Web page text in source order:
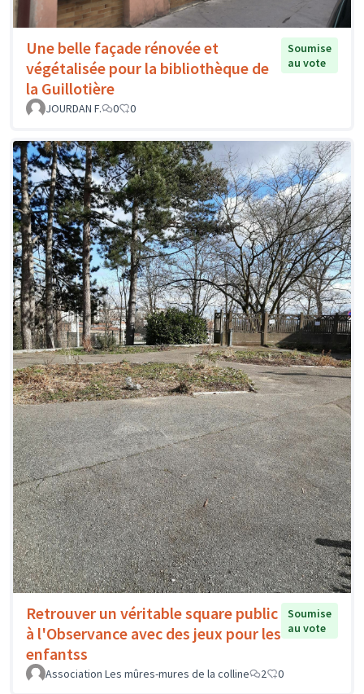
Une belle façade rénovée et
végétalisée pour la bibliothèque de
la Guillotière
Soumise
au vote
JOURDAN F. 0 0
Retrouver un véritable square public
à l'Observance avec des jeux pour les
enfantss
Soumise
au vote
Association Les mûres-mures de la colline 2 0